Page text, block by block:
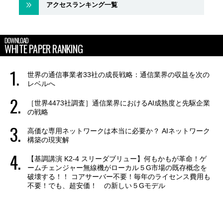
アクセスランキング一覧
DOWNLOAD
WHITE PAPER RANKING
世界の通信事業者33社の成長戦略：通信業界の収益を次の
レベルへ
［世界4473社調査］通信業界におけるAI成熟度と先駆企業
の戦略
高価な専用ネットワークは本当に必要か？ AIネットワーク
構築の現実解
【基調講演 K2-4 スリーダブリュー】何もかもが革命！ゲ
ームチェンジャー無線機がローカル５G市場の既存概念を
破壊する！！ コアサーバー不要！毎年のライセンス費用も
不要！でも、超安価！ の新しい５Gモデル